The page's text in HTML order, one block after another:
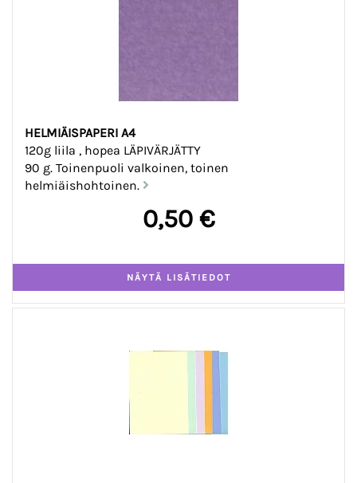
HELMIÄISPAPERI A4
120g liila , hopea LÄPIVÄRJÄTTY
90 g. Toinenpuoli valkoinen, toinen
helmiäishohtoinen.
0,50 €